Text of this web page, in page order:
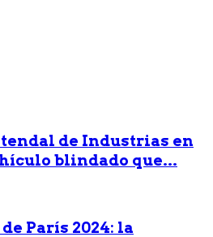
tendal de Industrias en
blindado que...
París 2024: la